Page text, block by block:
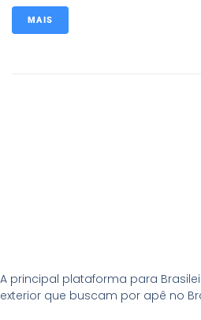
MAIS
A principal plataforma para
exterior que buscam por apê no